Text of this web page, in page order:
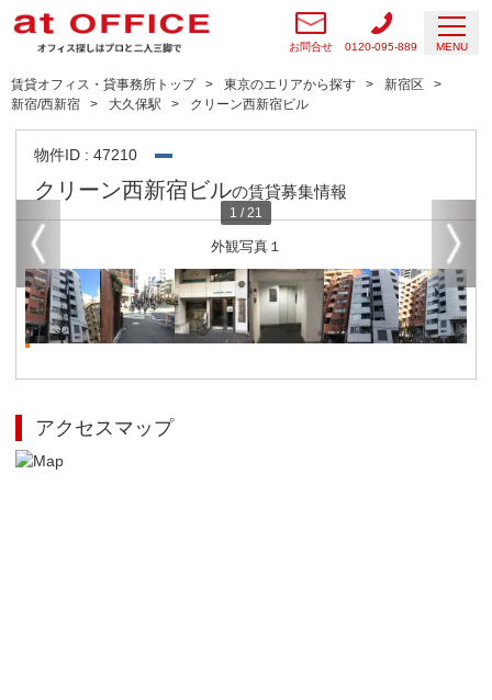
お問合せ 0120-095-889 MENU
賃貸オフィス・貸事務所トップ 東京のエリアから探す
新宿区
新宿/西新宿
大久保駅 クリーン西新宿ビル
物件ID : 47210
クリーン西新宿ビルの賃貸募集情報
外観写真１
1 /21
アクセスマップ